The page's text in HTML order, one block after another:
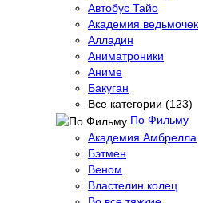
Автобус Тайо
Академия ведьмочек
Алладин
Аниматроники
Аниме
Бакуган
Все категории (123)
По Фильму
Академия Амбрелла
Бэтмен
Веном
Властелин колец